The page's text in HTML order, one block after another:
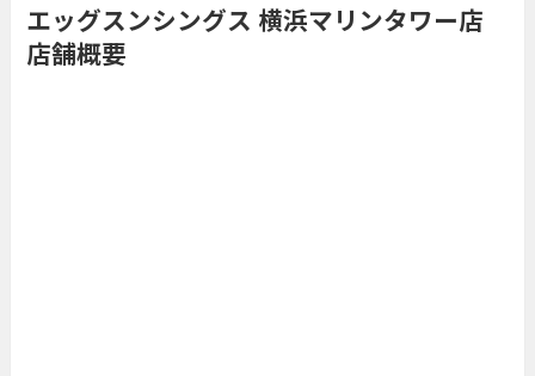
エッグスンシングス 横浜マリンタワー店
店舗概要